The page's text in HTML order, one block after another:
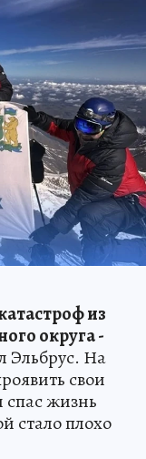
из
округа -
Эльбрус. На
свои
жизнь
стало плохо